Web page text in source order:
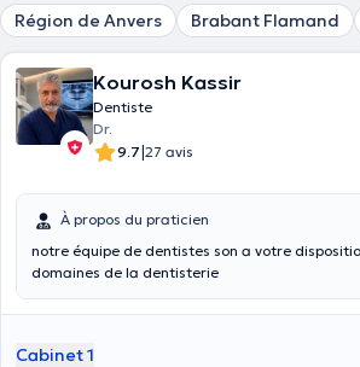
Région de Anvers Brabant Flamand
Kourosh Kassir
Dentiste
Dr.
9.7|27 avis
À propos du praticien
notre équipe de dentistes son a votre disposition dans tous les
domaines de la dentisterie
Cabinet 1